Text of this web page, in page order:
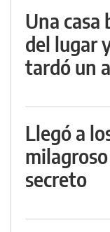
Una
del lugar
tardó un
Llegó a
secreto